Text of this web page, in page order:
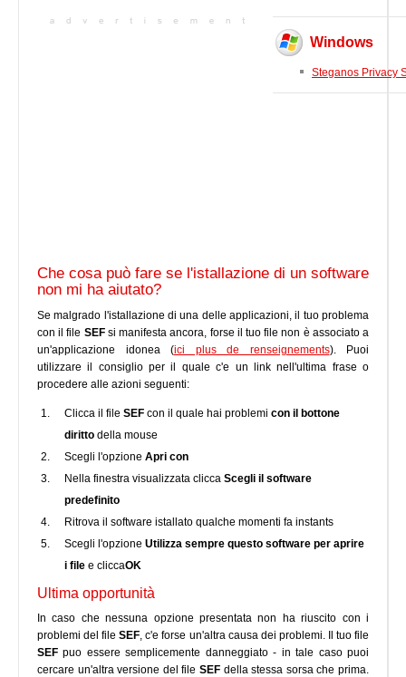
Windows
Steganos Privacy
Che cosa può fare se l'istallazione di un software
non mi ha aiutato?
Se malgrado l'istallazione di una delle applicazioni, il tuo problema
con il file SEFsi manifesta ancora, forse il tuo file non è associato a
un'applicazione idonea (ici plus de renseignements). Puoi
utilizzare il consiglio per il quale c'e un link nell'ultima frase o
procedere alle azioni seguenti:
Clicca il file SEF con il quale hai problemi con il bottone
diritto della mouse
Scegli l'opzione Apri con
Nella finestra visualizzata clicca Scegli il software
predefinito
Ritrova il software istallato qualche momenti fa instants
Scegli l'opzione Utilizza sempre questo software per aprire
i file e cliccaOK
Ultima opportunità
In caso che nessuna opzione presentata non ha riuscito con i
problemi del fileSEF, c'e forse un'altra causa dei problemi. Il tuo file
SEF puo essere semplicemente danneggiato - in tale caso puoi
cercare un'altra versione del file SEF della stessa sorsa che prima.